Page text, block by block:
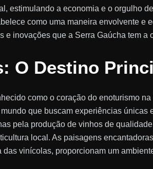
estimulando a economia e o orgulho
como uma maneira envolvente e
inovações que a Serra Gaúcha tem a
O Destino
como o coração do enoturismo na
que buscam experiências únicas
pela produção de vinhos de
local. As paisagens
vinícolas, proporcionam um